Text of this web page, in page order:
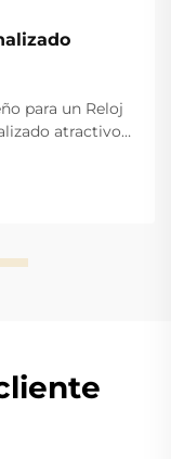
para un Reloj
atractivo
con